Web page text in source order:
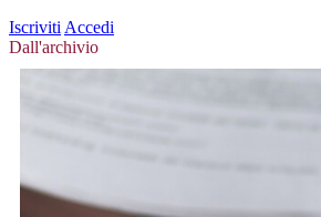
Iscriviti Accedi
Dall'archivio